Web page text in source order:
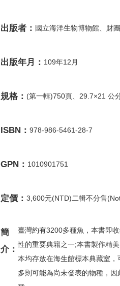
出版者： 國立海洋生物博物館、財
出版年月： 109年12月
規格： (第一輯)750頁、29.7×21 公
ISBN： 978-986-5461-28-7
GPN： 1010901751
定價： 3,600元(NTD)二輯不分售
簡
介：
臺灣約有3200多種魚，本書即
性的重要典籍之一;本書製作精
本均存放在海生館標本典藏室
多則可能為尚未發表的物種，